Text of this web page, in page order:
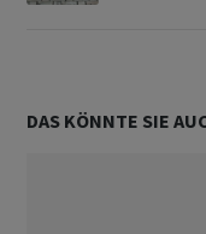
DAS KÖNNTE SIE